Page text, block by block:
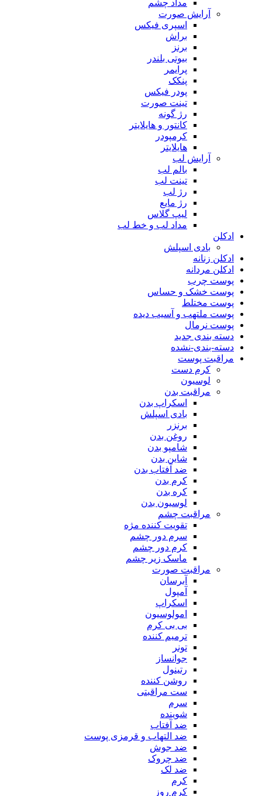
مداد چشم
آرایش صورت
اسپری فیکس
براش
برنز
بیوتی بلندر
پرایمر
پنکک
پودر فیکس
تینت صورت
رژ گونه
کانتور و هایلایتر
کرمپودر
هایلایتر
آرایش لب
بالم لب
تینت لب
رژ لب
رژ مایع
لیپ گلاس
مداد لب و خط لب
ادکلن
بادی اسپلش
ادکلن زنانه
ادکلن مردانه
پوست چرب
پوست خشک و حساس
پوست مختلط
پوست ملتهب و آسیب دیده
پوست نرمال
دسته بندی جدید
دسته-بندی-نشده
مراقبت پوست
کرم دست
لوسیون
مراقبت بدن
اسکراپ بدن
بادی اسپلش
برنزر
روغن بدن
شامپو بدن
شاین بدن
ضد آفتاب بدن
کرم بدن
کره بدن
لوسیون بدن
مراقبت چشم
تقویت کننده مژه
سرم دور چشم
کرم دور چشم
ماسک زیر چشم
مراقبت صورت
آبرسان
آمپول
اسکراپ
امولوسیون
بی بی کرم
ترمیم کننده
تونر
جوانساز
رتینول
روشن کننده
ست مراقبتی
سرم
شوینده
ضد آفتاب
ضد التهاب و قرمزی پوست
‌ضد جوش
ضد چروک
ضد لک
کرم
کرم روز